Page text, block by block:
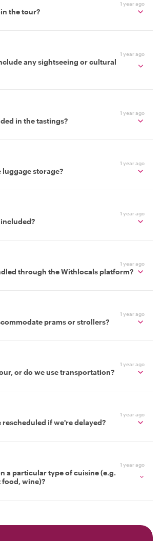
1 year ago
the tour?
1 year ago
any sightseeing or cultural
1 year ago
in the tastings?
1 year ago
luggage storage?
1 year ago
1 year ago
through the Withlocals platform?
1 year ago
prams or strollers?
1 year ago
or do we use transportation?
1 year ago
rescheduled if we're delayed?
1 year ago
a particular type of cuisine (e.g.
food, wine)?